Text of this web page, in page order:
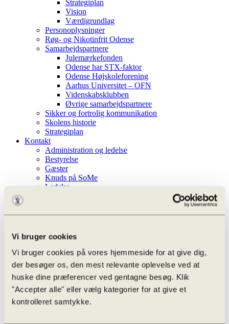
Vi bruger cookies
Vi bruger cookies på vores hjemmeside for at give dig,
der besøger os, den mest relevante oplevelse ved at
huske dine præferencer ved gentagne besøg. Klik
"Accepter alle" eller vælg kategorier for at give et
kontrolleret samtykke.
Strategiplan
Vision
Værdigrundlag
Personoplysninger
Røg- og Nikotinfrit Odense
Samarbejdspartnere
Julemærkefonden
Odense har STX-faktor
Odense Højskoleforening
Aarhus Universitet – OFN
Videnskabsklubben
Øvrige samarbejdspartnere
Sikker og fortrolig kommunikation
Skolens historie
Strategiplan
Kontakt
Administration og ledelse
Bestyrelse
Gæster
Knuds på SoMe
Ledelse
Studievejledere
Whistleblowerordning
Aktiviteter
Efter skoletid
Infoskærm liste
Kalender
Ferieplan
Odense Højskoleforening
Aarhus Universitet – OFN